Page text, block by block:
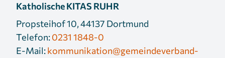
Katholische KITAS RUHR
Propsteihof 10, 44137 Dortmund
Telefon:0231 1848-0
E-Mail:kommunikation@gemeindeverband-